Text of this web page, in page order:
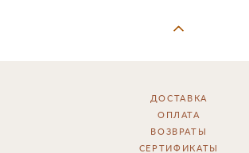
ДОСТАВКА
ОПЛАТА
ВОЗВРАТЫ
СЕРТИФИКАТЫ